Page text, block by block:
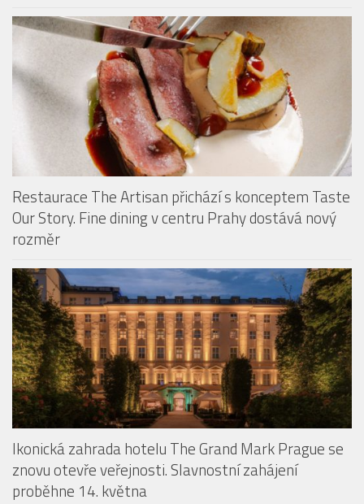
Restaurace The Artisan přichází s konceptem Taste
Our Story. Fine dining v centru Prahy dostává nový
rozměr
Ikonická zahrada hotelu The Grand Mark Prague se
znovu otevře veřejnosti. Slavnostní zahájení
proběhne 14. května